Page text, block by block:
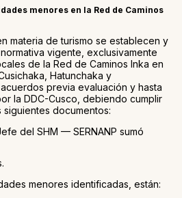
menores en la Red de Caminos
materia de turismo se establecen y
vigente, exclusivamente
de la Red de Caminos Inka en
Hatunchaka y
previa evaluación y hasta
la DDC-Cusco, debiendo cumplir
documentos:
del SHM — SERNANP sumó
menores identificadas, están: